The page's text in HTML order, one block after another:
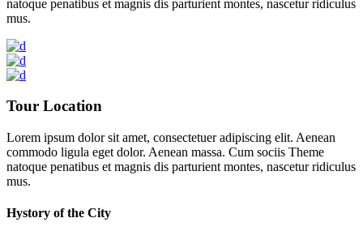
natoque penatibus et magnis dis parturient montes, nascetur ridiculus
mus.
Tour Location
Lorem ipsum dolor sit amet, consectetuer adipiscing elit. Aenean
commodo ligula eget dolor. Aenean massa. Cum sociis Theme
natoque penatibus et magnis dis parturient montes, nascetur ridiculus
mus.
Hystory of the City